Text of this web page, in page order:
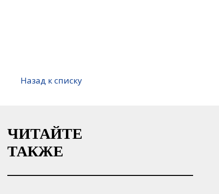
Назад к списку
ЧИТАЙТЕ
ТАКЖЕ